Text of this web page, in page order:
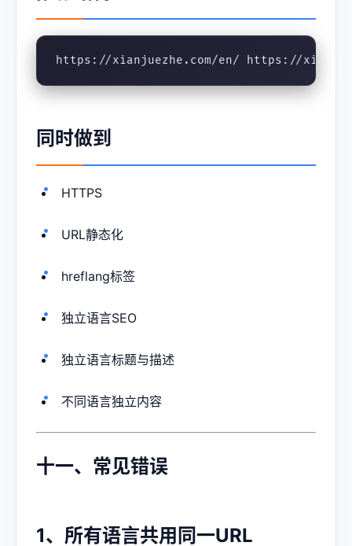
https://xianjuezhe.com/en/ https://
同时做到
HTTPS
URL静态化
hreflang标签
独立语言SEO
独立语言标题与描述
不同语言独立内容
十一、常见错误
1、所有语言共用同一URL